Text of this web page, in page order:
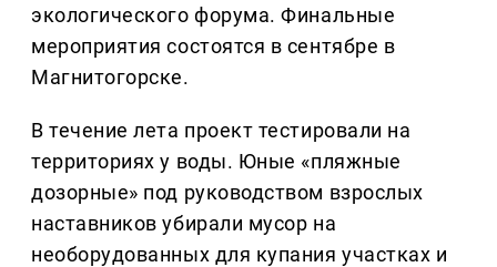
экологического форума. Финальные
мероприятия состоятся в сентябре в
Магнитогорске.
В течение лета проект тестировали на
территориях у воды. Юные «пляжные
дозорные» под руководством взрослых
наставников убирали мусор на
необорудованных для купания участках и